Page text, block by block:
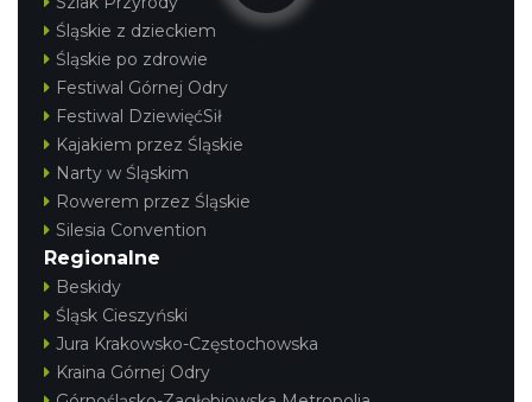
Śląskie z dzieckiem
Śląskie po zdrowie
Festiwal Górnej Odry
Festiwal DziewięćSił
Kajakiem przez Śląskie
Narty w Śląskim
Rowerem przez Śląskie
Silesia Convention
Regionalne
Beskidy
Śląsk Cieszyński
Jura Krakowsko-Częstochowska
Kraina Górnej Odry